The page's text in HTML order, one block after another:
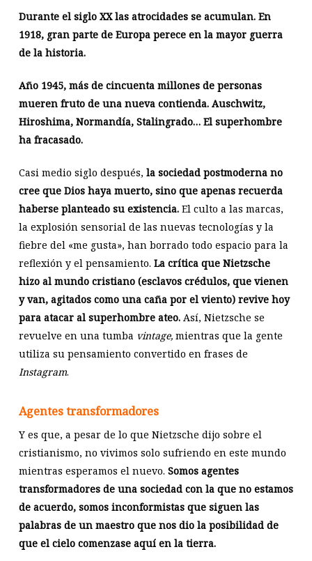
Durante el siglo XX las atrocidades se acumulan. En
1918, gran parte de Europa perece en la mayor guerra
de la historia.
Año 1945, más de cincuenta millones de personas
mueren fruto de una nueva contienda. Auschwitz,
Hiroshima, Normandía, Stalingrado… El superhombre
ha fracasado.
Casi medio siglo después, la sociedad postmoderna no
cree que Dios haya muerto, sino que apenas recuerda
haberse planteado su existencia.El culto a las marcas,
la explosión sensorial de las nuevas tecnologías y la
fiebre del «me gusta», han borrado todo espacio para la
reflexión y el pensamiento. La crítica que Nietzsche
hizo al mundo cristiano (esclavos crédulos, que vienen
y van, agitados como una caña por el viento) revive hoy
para atacar al superhombre ateo.Así, Nietzsche se
revuelve en una tumba vintage,mientras que la gente
utiliza su pensamiento convertido en frases de
Instagram.
Agentes transformadores
Y es que, a pesar de lo que Nietzsche dijo sobre el
cristianismo, no vivimos solo sufriendo en este mundo
mientras esperamos el nuevo. Somos agentes
transformadores de una sociedad con la que no estamos
de acuerdo, somos inconformistas que siguen las
palabras de un maestro que nos dio la posibilidad de
que el cielo comenzase aquí en la tierra.